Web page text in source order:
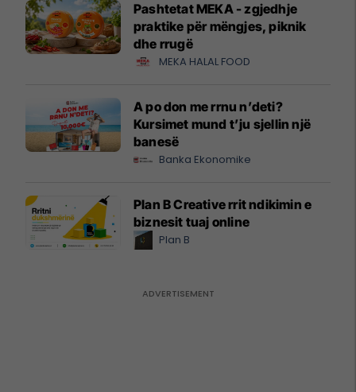
Pashtetat MEKA - zgjedhje
praktike për mëngjes, piknik
dhe rrugë
MEKA HALAL FOOD
A po don me rrnu n’deti?
Kursimet mund t’ju sjellin një
banesë
Banka Ekonomike
Plan B Creative rrit ndikimin e
biznesit tuaj online
Plan B